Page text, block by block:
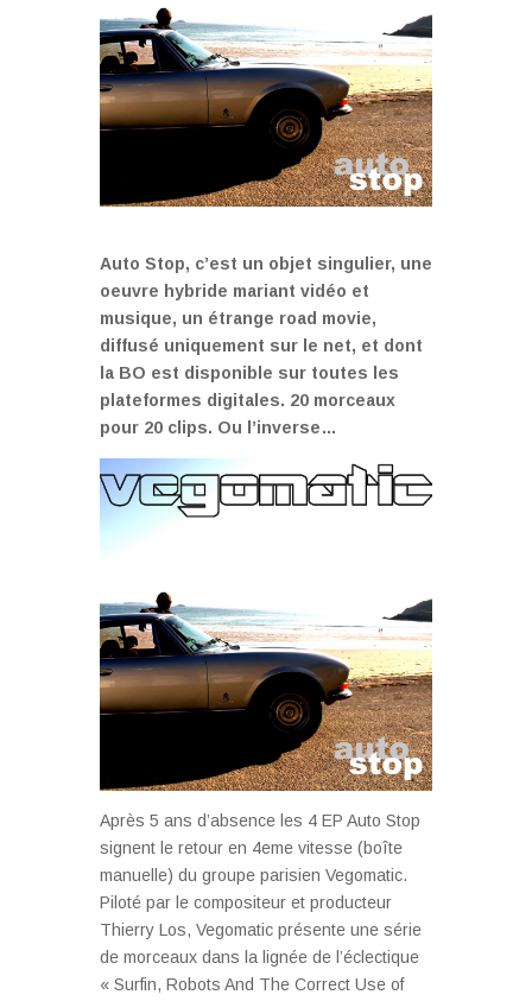
Auto Stop, c’est un objet singulier, une
oeuvre hybride mariant vidéo et
musique, un étrange road movie,
diffusé uniquement sur le net, et dont
la BO est disponible sur toutes les
plateformes digitales. 20 morceaux
pour 20 clips. Ou l’inverse…
Après 5 ans d’absence les 4 EP Auto Stop
signent le retour en 4eme vitesse (boîte
manuelle) du groupe parisien Vegomatic.
Piloté par le compositeur et producteur
Thierry Los, Vegomatic présente une série
de morceaux dans la lignée de l’éclectique
« Surfin, Robots And The Correct Use of